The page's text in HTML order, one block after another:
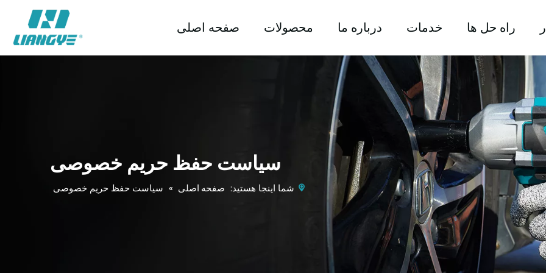
صفحه اصلی محصولات درباره ما خدمات راه حل ها
سیاست حفظ حریم خصوصی
شما اینجا هستید: صفحه اصلی » سیاست حفظ حریم خصوصی